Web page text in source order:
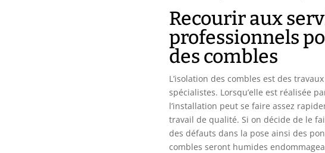
Recourir aux
professionnels
des combles
L’isolation des combles est des
spécialistes. Lorsqu’elle est réalisée
l’installation peut se faire assez
travail de qualité. Si on décide de le
des défauts dans la pose ainsi des
combles seront humides